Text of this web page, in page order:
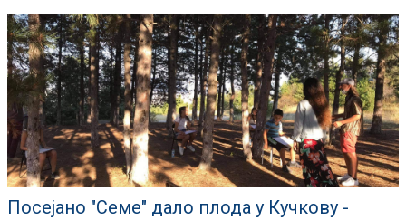
Посејано "Семе" дало плода у Кучкову -